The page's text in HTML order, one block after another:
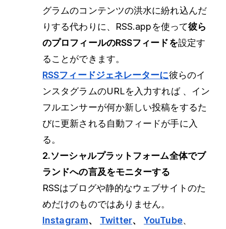
グラムのコンテンツの洪水に紛れ込んだ
りする代わりに、RSS.appを使って彼ら
のプロフィールのRSSフィードを設定す
ることができます。
RSSフィードジェネレーターに彼らのイ
ンスタグラムのURLを入力すれば 、イン
フルエンサーが何か新しい投稿をするた
びに更新される自動フィードが手に入
る。
2.ソーシャルプラットフォーム全体でブ
ランドへの言及をモニターする
RSSはブログや静的なウェブサイトのた
めだけのものではありません。
Instagram、 Twitter、YouTube、